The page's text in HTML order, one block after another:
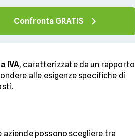
Confronta GRATIS
IVA, caratterizzate da un rapporto
alle esigenze specifiche di
aziende possono scegliere tra